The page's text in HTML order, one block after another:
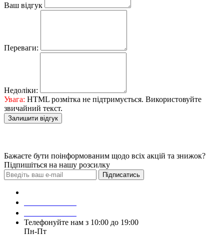
Ваш відгук
Переваги:
Недоліки:
Увага: HTML розмітка не підтримується. Використовуйте
звичайний текст.
Залишити відгук
Бажаєте бути поінформованим щодо всіх акцій та знижок?
Підпишіться на нашу розсилку
Підписатись
Телефонуйте нам з 10:00 до 19:00
Пн-Пт